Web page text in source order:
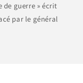
de guerre » écrit
par le général